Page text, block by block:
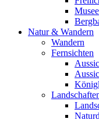
Natur & Wandern
Wandern
Fernsichten